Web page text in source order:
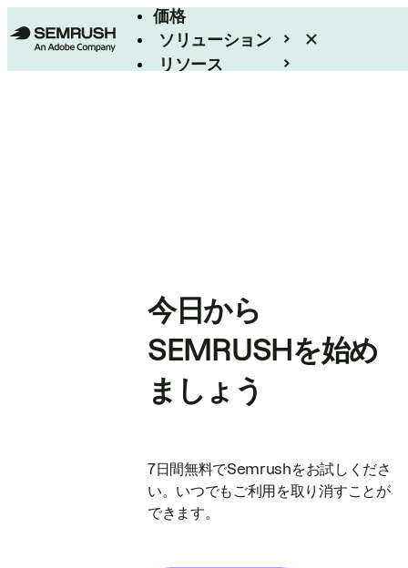
価格
ソリューション
リソース
今日から
SEMRUSHを始め
ましょう
7日間無料でSemrushをお試しくださ
い。いつでもご利用を取り消すことが
できます。